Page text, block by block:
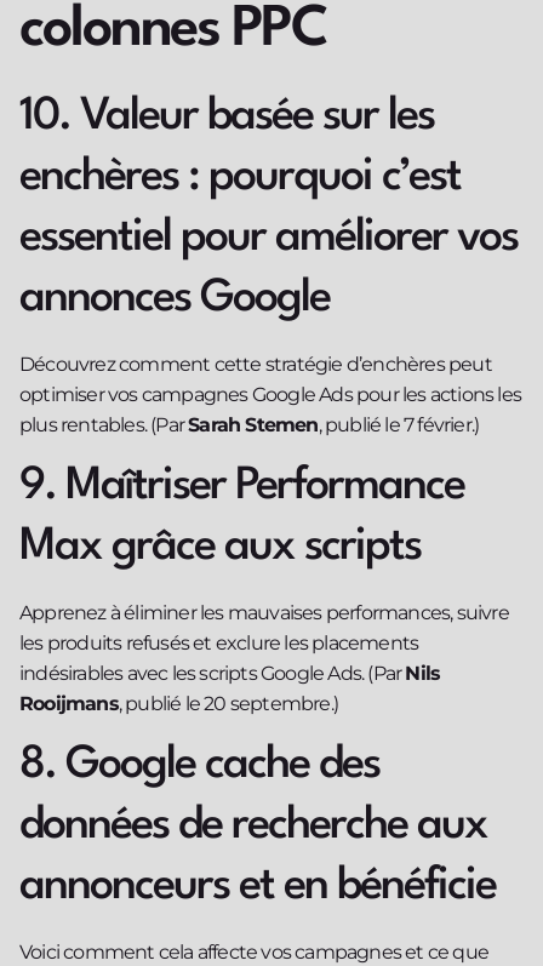
colonnes PPC
10. Valeur basée sur les
enchères : pourquoi c’est
essentiel pour améliorer vos
annonces Google
Découvrez comment cette stratégie d’enchères peut
optimiser vos campagnes Google Ads pour les actions les
plus rentables. (ParSarah Stemen, publié le 7 février.)
9. Maîtriser Performance
Max grâce aux scripts
Apprenez à éliminer les mauvaises performances, suivre
les produits refusés et exclure les placements
indésirables avec les scripts Google Ads. (ParNils
Rooijmans, publié le 20 septembre.)
8. Google cache des
données de recherche aux
annonceurs et en bénéficie
Voici comment cela affecte vos campagnes et ce que